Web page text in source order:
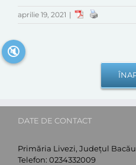
aprilie 19, 2021 |
DATE DE CONTACT
Primăria Livezi, Județul Bacău
Telefon: 0234332009
🔇